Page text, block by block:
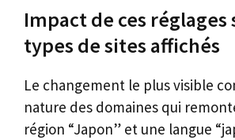
Impact de ces réglages
types de sites affichés
Le changement le plus visible
nature des domaines qui
région “Japon” et une langue